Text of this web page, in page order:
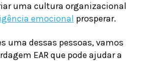
uma cultura organizacional
emocional prosperar.
uma dessas pessoas, vamos
EAR que pode ajudar a